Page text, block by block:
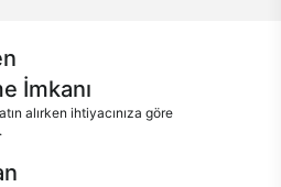
İmkanı
alırken ihtiyacınıza göre